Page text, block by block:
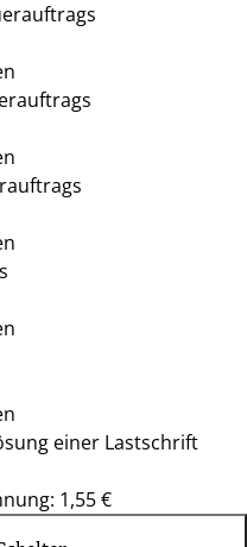
einer Lastschrift
1,55 €